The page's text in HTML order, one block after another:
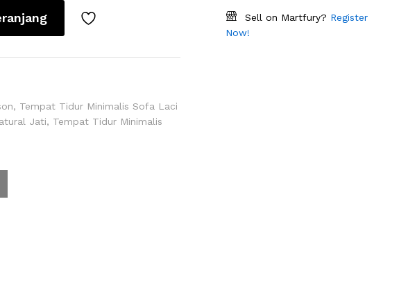
, Tempat Tidur Minimalis Sofa Laci
Jati, Tempat Tidur Minimalis
Sell on Martfury? Register
Now!